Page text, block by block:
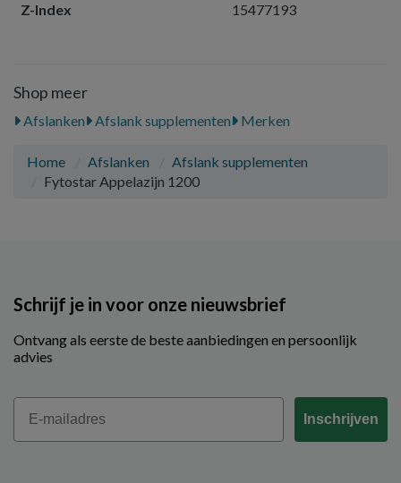
Z-Index
15477193
Shop meer
Afslanken Afslank supplementen Merken
Home Afslanken
Afslank supplementen
Fytostar Appelazijn 1200
Schrijf je in voor onze nieuwsbrief
Ontvang als eerste de beste aanbiedingen en persoonlijk
advies
Email
Inschrijven